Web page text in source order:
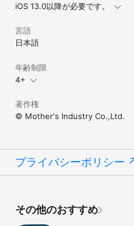
iOS 13.0以降が必要です。
言語
日本語
年齢制限
4+
著作権
© Mother's Industry Co.,Ltd.
プライバシーポリシー
その他のおすすめ